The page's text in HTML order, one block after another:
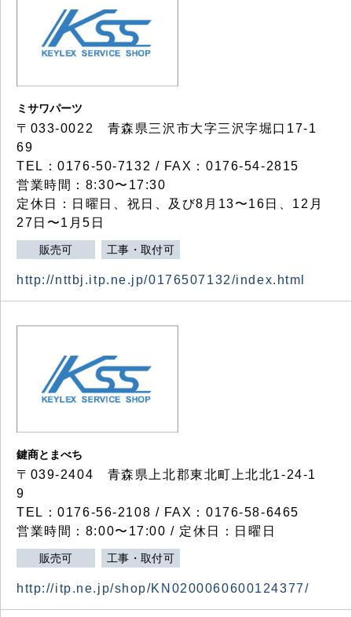
ミサワパーツ
〒033-0022 青森県三沢市大字三沢字堀口17-1
69
TEL：0176-50-7132 / FAX：0176-54-2815
営業時間：8:30〜17:30
定休日：日曜日、祝日、及び8月13〜16日、12月
27日〜1月5日
販売可 工事・取付可
http://nttbj.itp.ne.jp/0176507132/index.html
鍵商とまべち
〒039-2404 青森県上北郡東北町上北北1-24-1
9
TEL：0176-56-2108 / FAX：0176-58-6465
営業時間：8:00〜17:00 / 定休日：日曜日
販売可 工事・取付可
http://itp.ne.jp/shop/KN0200060600124377/